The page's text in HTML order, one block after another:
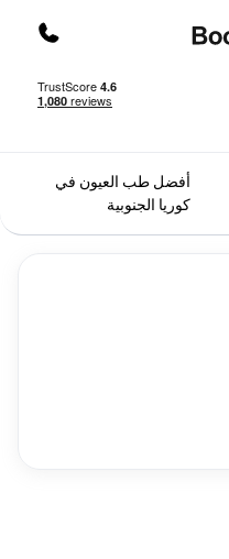
أفضل طب العيون في
كوريا الجنوبية